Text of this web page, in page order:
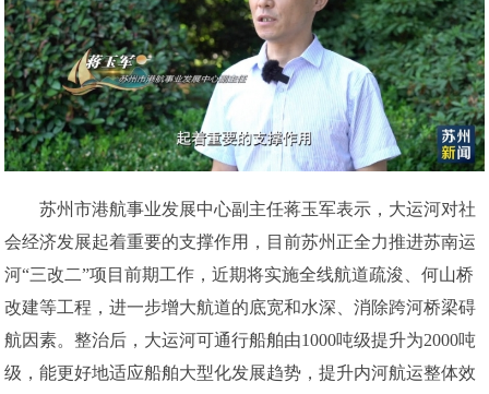
苏州市港航事业发展中心副主任蒋玉军表示，大运河对社
会经济发展起着重要的支撑作用，目前苏州正全力推进苏南运
河“三改二”项目前期工作，近期将实施全线航道疏浚、何山桥
改建等工程，进一步增大航道的底宽和水深、消除跨河桥梁碍
航因素。整治后，大运河可通行船舶由1000吨级提升为2000吨
级，能更好地适应船舶大型化发展趋势，提升内河航运整体效